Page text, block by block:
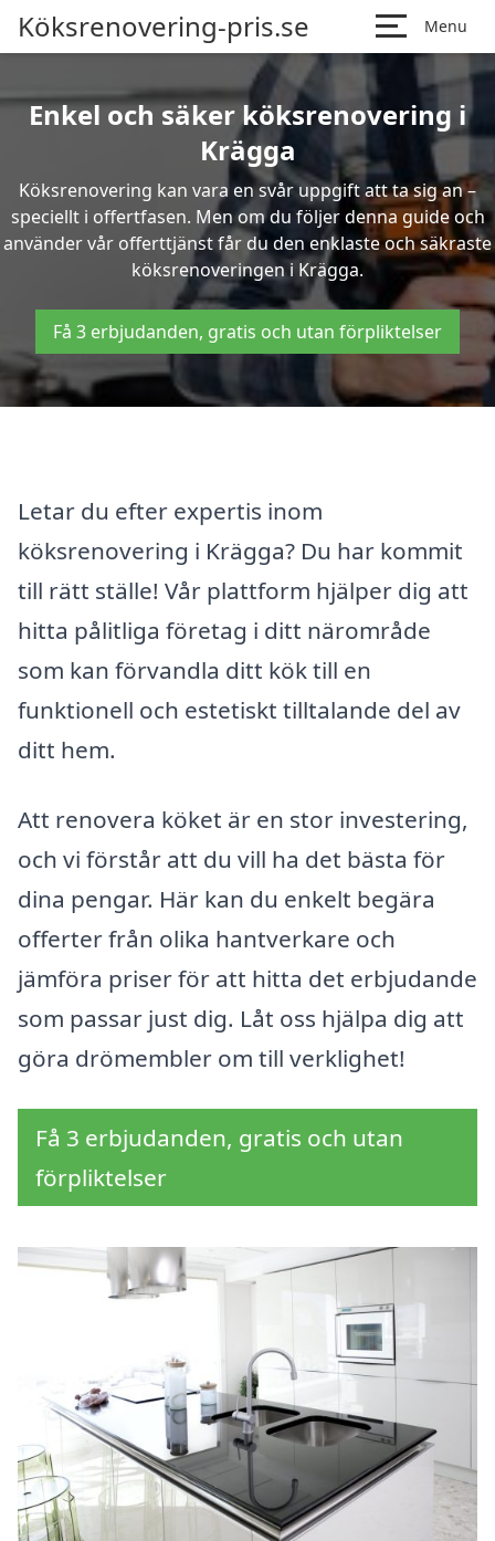
Köksrenovering-pris.se Menu
Enkel och säker köksrenovering i
Krägga
Köksrenovering kan vara en svår uppgift att ta sig an –
speciellt i offertfasen. Men om du följer denna guide och
använder vår offerttjänst får du den enklaste och säkraste
köksrenoveringen i Krägga.
Få 3 erbjudanden, gratis och utan förpliktelser
Letar du efter expertis inom
köksrenovering i Krägga? Du har kommit
till rätt ställe! Vår plattform hjälper dig att
hitta pålitliga företag i ditt närområde
som kan förvandla ditt kök till en
funktionell och estetiskt tilltalande del av
ditt hem.
Att renovera köket är en stor investering,
och vi förstår att du vill ha det bästa för
dina pengar. Här kan du enkelt begära
offerter från olika hantverkare och
jämföra priser för att hitta det erbjudande
som passar just dig. Låt oss hjälpa dig att
göra drömembler om till verklighet!
Få 3 erbjudanden, gratis och utan
förpliktelser